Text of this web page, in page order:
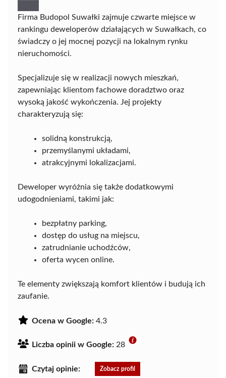
Firma Budopol Suwałki zajmuje czwarte miejsce w
rankingu deweloperów działających w Suwałkach, co
świadczy o jej mocnej pozycji na lokalnym rynku
nieruchomości.
Specjalizuje się w realizacji nowych mieszkań,
zapewniając klientom fachowe doradztwo oraz
wysoką jakość wykończenia. Jej projekty
charakteryzują się:
solidną konstrukcją,
przemyślanymi układami,
atrakcyjnymi lokalizacjami.
Deweloper wyróżnia się także dodatkowymi
udogodnieniami, takimi jak:
bezpłatny parking,
dostęp do usług na miejscu,
zatrudnianie uchodźców,
oferta wycen online.
Te elementy zwiększają komfort klientów i budują ich
zaufanie.
Ocena w Google: 4.3
Liczba opinii w Google: 28
Czytaj opinie: Zobacz profil